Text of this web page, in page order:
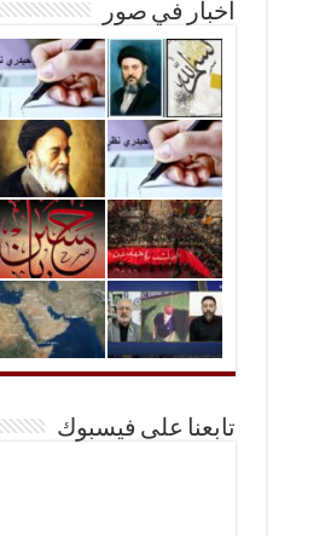
أخبار في صور
تابعنا على فيسبوك